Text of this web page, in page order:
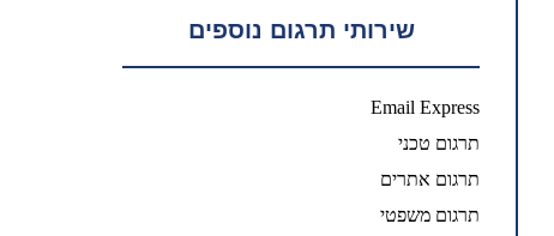
שירותי תרגום נוספים
Email Express
תרגום טכני
תרגום אתרים
תרגום משפטי